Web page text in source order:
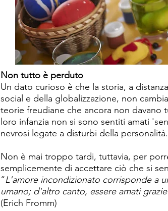
Non tutto è perduto
Un dato curioso è che la storia, a
social e della globalizzazione, non
teorie freudiane che ancora non
loro infanzia non si sono sentiti amati
nevrosi legate a disturbi della personalità.
Non è mai troppo tardi, tuttavia, per
semplicemente di accettare ciò che si
“L'amore incondizionato corrisponde a
umano; d'altro canto, essere amati
(Erich Fromm)